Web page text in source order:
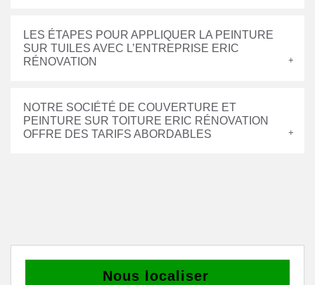
LES ÉTAPES POUR APPLIQUER LA PEINTURE
SUR TUILES AVEC L’ENTREPRISE ERIC
RÉNOVATION
NOTRE SOCIÉTÉ DE COUVERTURE ET
PEINTURE SUR TOITURE ERIC RÉNOVATION
OFFRE DES TARIFS ABORDABLES
Nous localiser